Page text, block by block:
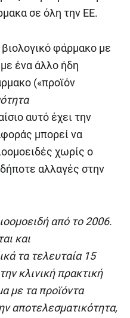
σε όλη την ΕΕ.
βιολογικό φάρμακο με
ένα άλλο ήδη
(«προϊόν
αυτό έχει την
μπορεί να
χωρίς ο
αλλαγές στην
από το 2006.
και
τα τελευταία 15
κλινική πρακτική
με τα προϊόντα
αποτελεσματικότητα,